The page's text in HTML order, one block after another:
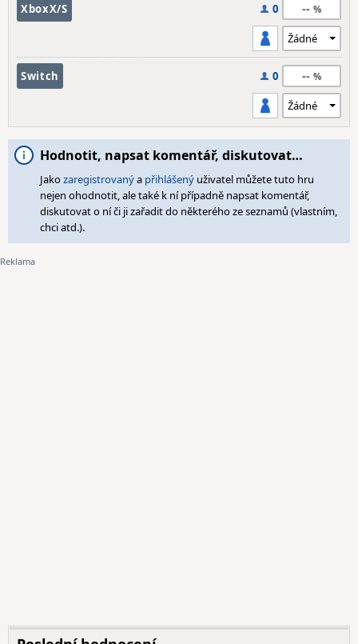
XboxX/S 0 --
Switch 0 --
Hodnotit, napsat komentář, diskutovat…
Jakozaregistrovanýa přihlášený uživatel můžete tuto hru
nejen ohodnotit, ale také k ní případně napsat komentář,
diskutovat o ní či ji zařadit do některého ze seznamů (vlastním,
chci atd.).